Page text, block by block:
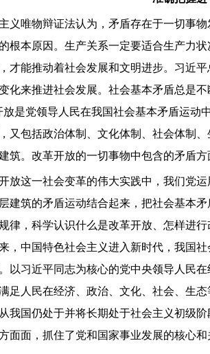
唯物辩证法认为，矛盾存在于一切事物
根本原因。生产关系一定要适合生产力
才能推动着社会发展和文明进步。习近
化来推进社会发展。社会基本矛盾总是
放是党领导人民在我国社会基本矛盾运动
又包括政治体制、文化体制、社会体制
筑。改革开放的一切事物中包含的矛盾
这一社会变革的伟大实践中，我们党运
建筑的矛盾运动结合起来，把社会基本
律，科学认识什么是改革开放、怎样进
，中国特色社会主义进入新时代，我国
以习近平同志为核心的党中央领导人民
足人民在经济、政治、文化、社会、生
我国仍处于并将长期处于社会主义初级
面面，抓住了党和国家事业发展的核心